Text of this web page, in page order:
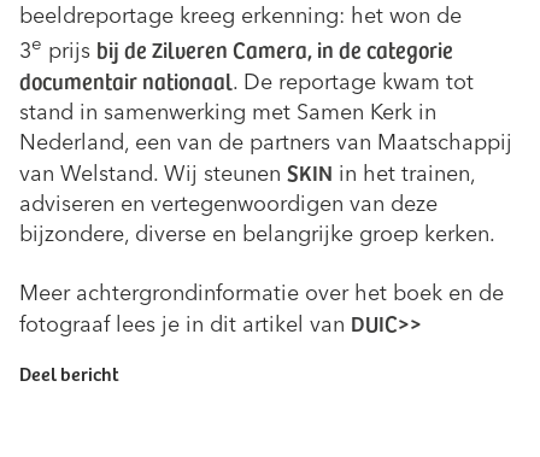
beeldreportage kreeg erkenning: het won de
3e prijs bij de Zilveren Camera, in de categorie
documentair nationaal. De reportage kwam tot
stand in samenwerking met Samen Kerk in
Nederland, een van de partners van Maatschappij
van Welstand. Wij steunen SKIN in het trainen,
adviseren en vertegenwoordigen van deze
bijzondere, diverse en belangrijke groep kerken.
Meer achtergrondinformatie over het boek en de
fotograaf lees je in dit artikel van DUIC>>
Deel bericht